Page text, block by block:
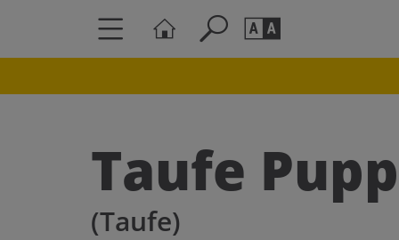
A A
Taufe
(Taufe)